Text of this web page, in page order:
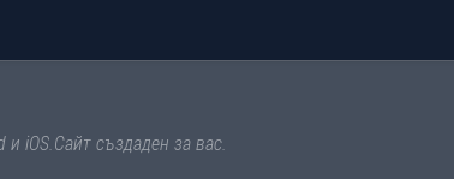
iOS.Сайт създаден за вас.